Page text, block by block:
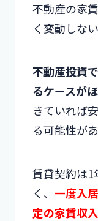
不動産の家
く変動しな
不動産投資
るケースが
きていれば
る可能性があ
賃貸契約は1
く、 一度入
定の家賃収